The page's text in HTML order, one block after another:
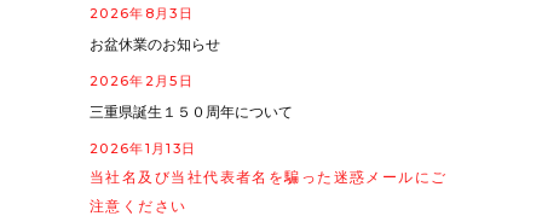
2026年8月3日
お盆休業のお知らせ
2026年2月5日
三重県誕生１５０周年について
2026年1月13日
当社名及び当社代表者名を騙った迷惑メールにご
注意ください